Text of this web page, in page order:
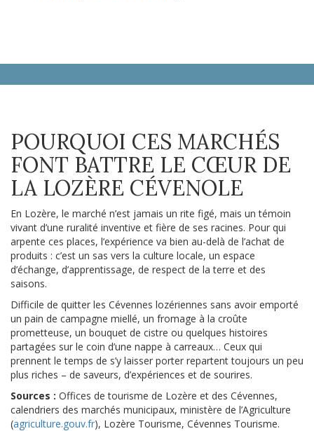
POURQUOI CES MARCHÉS
FONT BATTRE LE CŒUR DE
LA LOZÈRE CÉVENOLE
En Lozère, le marché n’est jamais un rite figé, mais un témoin
vivant d’une ruralité inventive et fière de ses racines. Pour qui
arpente ces places, l’expérience va bien au-delà de l’achat de
produits : c’est un sas vers la culture locale, un espace
d’échange, d’apprentissage, de respect de la terre et des
saisons.
Difficile de quitter les Cévennes lozériennes sans avoir emporté
un pain de campagne miellé, un fromage à la croûte
prometteuse, un bouquet de cistre ou quelques histoires
partagées sur le coin d’une nappe à carreaux… Ceux qui
prennent le temps de s’y laisser porter repartent toujours un peu
plus riches – de saveurs, d’expériences et de sourires.
Sources : Offices de tourisme de Lozère et des Cévennes,
calendriers des marchés municipaux, ministère de l’Agriculture
(agriculture.gouv.fr), Lozère Tourisme, Cévennes Tourisme.